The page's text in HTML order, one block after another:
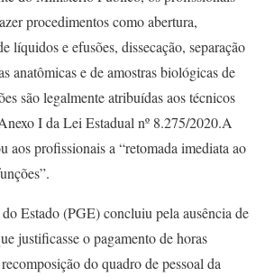
procedimentos como abertura,
líquidos e efusões, dissecação, separação
anatômicas e de amostras biológicas de
são legalmente atribuídas aos técnicos
I da Lei Estadual nº 8.275/2020.A
aos profissionais a “retomada imediata ao
Estado (PGE) concluiu pela ausência de
justificasse o pagamento de horas
do quadro de pessoal da